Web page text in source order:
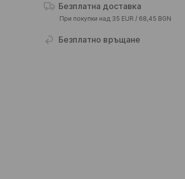
Безплатна доставка
При покупки над 35 EUR / 68,45 BGN
Безплатно връщане